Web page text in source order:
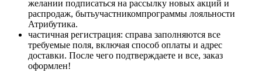
желании подписаться на рассылку новых акций и
распродаж, бытьучастникомпрограммы лояльности
Атрибутика.
частичная регистрация: справа заполняются все
требуемые поля, включая способ оплаты и адрес
доставки. После чего подтверждаете и все, заказ
оформлен!